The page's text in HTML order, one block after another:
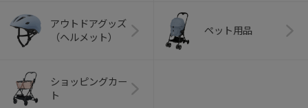
アウトドアグッズ
（ヘルメット）
ペット用品
ショッピングカー
ト